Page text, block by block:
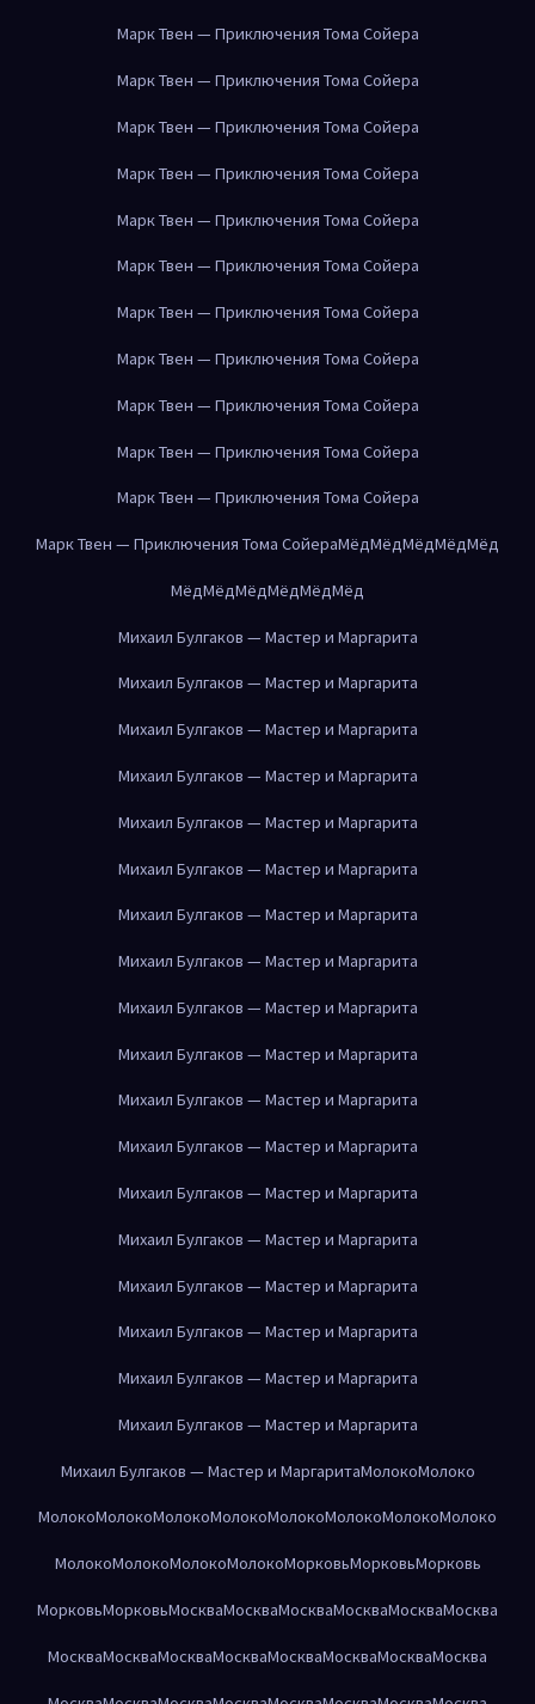
Марк Твен — Приключения Тома Сойера
Марк Твен — Приключения Тома Сойера
Марк Твен — Приключения Тома Сойера
Марк Твен — Приключения Тома Сойера
Марк Твен — Приключения Тома Сойера
Марк Твен — Приключения Тома Сойера
Марк Твен — Приключения Тома Сойера
Марк Твен — Приключения Тома Сойера
Марк Твен — Приключения Тома Сойера
Марк Твен — Приключения Тома Сойера
Марк Твен — Приключения Тома Сойера
Марк Твен — Приключения Тома СойераМёдМёдМёдМёдМёд
МёдМёдМёдМёдМёдМёд
Михаил Булгаков — Мастер и Маргарита
Михаил Булгаков — Мастер и Маргарита
Михаил Булгаков — Мастер и Маргарита
Михаил Булгаков — Мастер и Маргарита
Михаил Булгаков — Мастер и Маргарита
Михаил Булгаков — Мастер и Маргарита
Михаил Булгаков — Мастер и Маргарита
Михаил Булгаков — Мастер и Маргарита
Михаил Булгаков — Мастер и Маргарита
Михаил Булгаков — Мастер и Маргарита
Михаил Булгаков — Мастер и Маргарита
Михаил Булгаков — Мастер и Маргарита
Михаил Булгаков — Мастер и Маргарита
Михаил Булгаков — Мастер и Маргарита
Михаил Булгаков — Мастер и Маргарита
Михаил Булгаков — Мастер и Маргарита
Михаил Булгаков — Мастер и Маргарита
Михаил Булгаков — Мастер и Маргарита
Михаил Булгаков — Мастер и МаргаритаМолокоМолоко
МолокоМолокоМолокоМолокоМолокоМолокоМолокоМолоко
МолокоМолокоМолокоМолокоМорковьМорковьМорковь
МорковьМорковьМоскваМоскваМоскваМоскваМоскваМосква
МоскваМоскваМоскваМоскваМоскваМоскваМоскваМосква